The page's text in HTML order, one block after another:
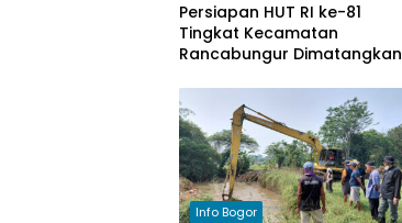
Persiapan HUT RI ke-81
Tingkat Kecamatan
Rancabungur Dimatangkan
Seluruh Elemen Masyarakat
Info Bogor